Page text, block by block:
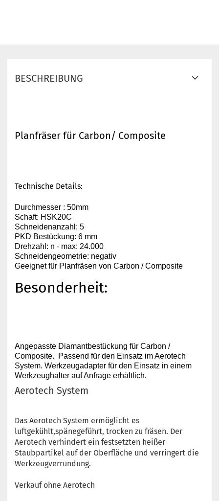
BESCHREIBUNG
Planfräser für Carbon/ Composite
Technische Details:
Durchmesser : 50mm
Schaft: HSK20C
Schneidenanzahl: 5
PKD Bestückung: 6 mm
Drehzahl: n - max: 24.000
Schneidengeometrie: negativ
Geeignet für Planfräsen von Carbon / Composite
Besonderheit:
Angepasste Diamantbestückung für Carbon /
Composite. Passend für den Einsatz im Aerotech
System. Werkzeugadapter für den Einsatz in einem
Werkzeughalter auf Anfrage erhältlich.
Aerotech System
Das Aerotech System ermöglicht es
luftgekühlt,spänegeführt, trocken zu fräsen. Der
Aerotech verhindert ein festsetzten heißer
Staubpartikel auf der Oberfläche und verringert die
Werkzeugverrundung.
Verkauf ohne Aerotech